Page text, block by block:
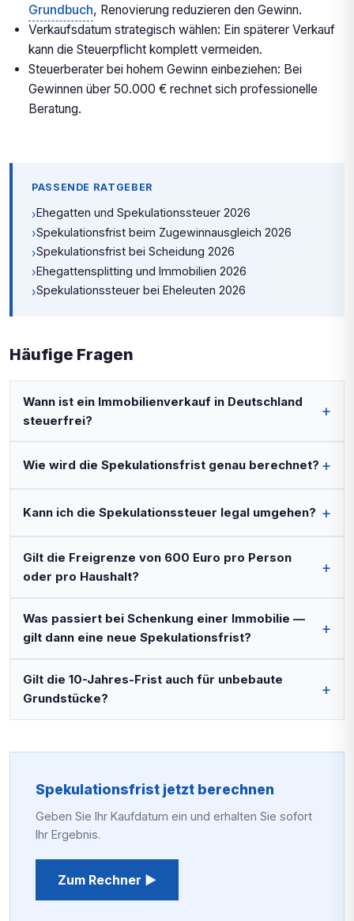
Grundbuch, Renovierung reduzieren den Gewinn.
Verkaufsdatum strategisch wählen: Ein späterer Verkauf
kann die Steuerpflicht komplett vermeiden.
Steuerberater bei hohem Gewinn einbeziehen: Bei
Gewinnen über 50.000 € rechnet sich professionelle
Beratung.
PASSENDE RATGEBER
›Ehegatten und Spekulationssteuer 2026
›Spekulationsfrist beim Zugewinnausgleich 2026
›Spekulationsfrist bei Scheidung 2026
›Ehegattensplitting und Immobilien 2026
›Spekulationssteuer bei Eheleuten 2026
Häufige Fragen
Wann ist ein Immobilienverkauf in Deutschland
steuerfrei?
Wie wird die Spekulationsfrist genau berechnet?
Kann ich die Spekulationssteuer legal umgehen?
Gilt die Freigrenze von 600 Euro pro Person
oder pro Haushalt?
Was passiert bei Schenkung einer Immobilie —
gilt dann eine neue Spekulationsfrist?
Gilt die 10-Jahres-Frist auch für unbebaute
Grundstücke?
Spekulationsfrist jetzt berechnen
Geben Sie Ihr Kaufdatum ein und erhalten Sie sofort
Ihr Ergebnis.
Zum Rechner ▶